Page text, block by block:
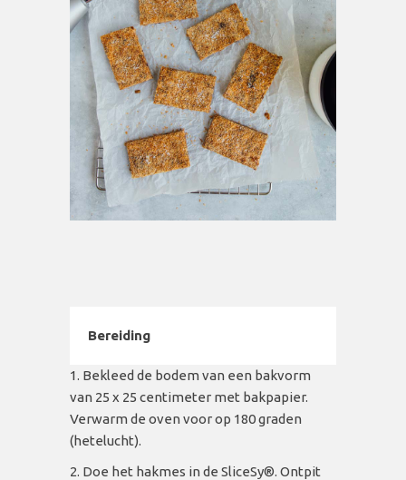
Bereiding
Bekleed de bodem van een bakvorm
van 25 x 25 centimeter met bakpapier.
Verwarm de oven voor op 180 graden
(hetelucht).
Doe het hakmes in de SliceSy®. Ontpit